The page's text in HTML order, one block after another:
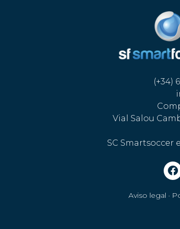
(+34)
Vial Salou
SC Smartsoccer
Aviso legal ·